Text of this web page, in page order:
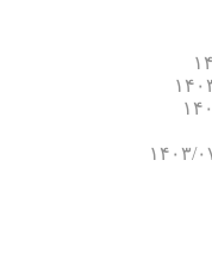
۱۰
۱۰
۰۷/۱۰